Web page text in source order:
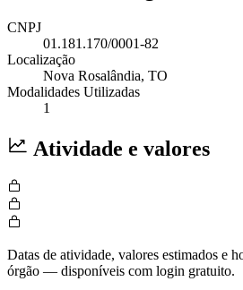
CNPJ
01.181.170/0001-82
Localização
Nova Rosalândia, TO
Modalidades Utilizadas
1
Atividade e valores
Datas de atividade, valores estimados e
órgão — disponíveis com login gratuito.